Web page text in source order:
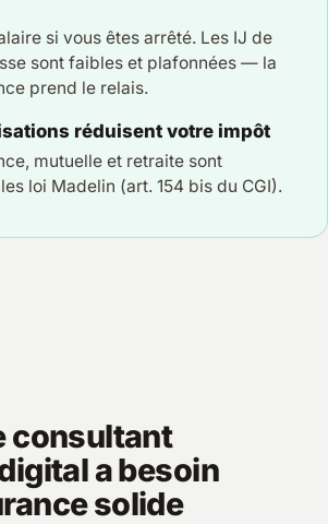
si vous êtes arrêté. Les IJ de
sont faibles et plafonnées — la
prend le relais.
réduisent votre impôt
mutuelle et retraite sont
loi Madelin (art. 154 bis du CGI).
consultant
a besoin
solide